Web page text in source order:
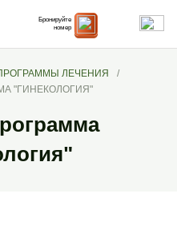
Бронируйте
номер
ЛЕЧЕНИЯ
/
"ГИНЕКОЛОГИЯ"